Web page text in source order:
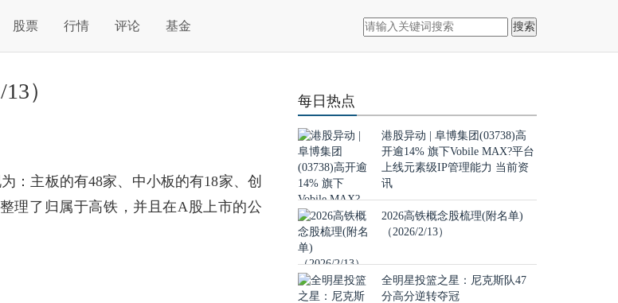
股票 行情 评论 基金 搜索
）
：主板的有48家、中小板的有18家、创
理了归属于高铁，并且在A股上市的公
每日热点
港股异动 | 阜博集团(03738)高
开逾14% 旗下Vobile MAX?平台
上线元素级IP管理能力 当前资
讯
2026高铁概念股梳理(附名单)
（2026/2/13）
全明星投篮之星：尼克斯队47
分高分逆转夺冠